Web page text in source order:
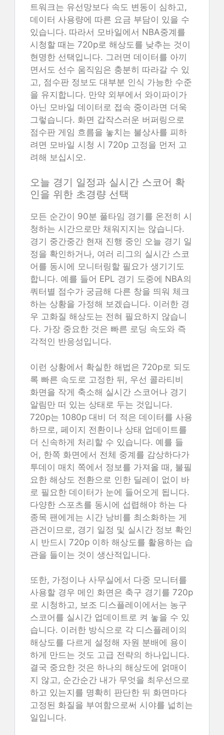
트워크는 유선망보다 속도 변동이 심하고,
데이터 사용량에 따른 요금 부담이 있을 수
있습니다. 따라서 모바일에서 NBA중계를
시청할 때는 720p로 해상도를 낮추는 것이
현명한 선택입니다. 그러면 데이터를 아끼
면서도 선수 움직임은 충분히 따라갈 수 있
고, 점수판 정보도 대부분 인식 가능한 수준
을 유지합니다. 만약 외부에서 와이파이가
아닌 모바일 데이터로 접속 중이라면 더욱
그렇습니다. 화면 갑작스러운 버퍼링으로
점수판 게임 흐름을 놓치는 불상사를 피하
려면 모바일 시청 시 720p 고정을 먼저 고
려해 보십시오.
오늘 경기 일정과 실시간 스코어 확
인을 위한 초경량 선택
모든 순간이 90분 풀타임 경기를 온전히 시
청하는 시간으로만 채워지지는 않습니다.
경기 중간중간 현재 진행 중인 오늘 경기 일
정을 확인하거나, 여러 리그의 실시간 스코
어를 동시에 모니터링할 필요가 생기기도
합니다. 예를 들어 EPL 경기 도중에 NBA의
쿼터별 점수가 궁금해 다른 창을 띄워 체크
하는 상황을 가정해 보겠습니다. 이러한 경
우 고화질 해상도는 전혀 필요하지 않습니
다. 가장 중요한 것은 빠른 로딩 속도와 즉
각적인 반응성입니다.
이런 상황에서 확실한 해법은 720p로 되도
록 빠른 속도로 고정한 뒤, 우선 콜라티비
화면을 작게 축소해 실시간 스코어나 경기
알림만 떠 있는 상태로 두는 것입니다.
720p는 1080p 대비 더 적은 데이터를 사용
하므로, 페이지 전환이나 상태 업데이트를
더 신속하게 처리할 수 있습니다. 예를 들
어, 한쪽 화면에서 전체 중계를 감상하다가
투데이 매치 쪽에서 정보를 가져올 때, 불필
요한 해상도 전환으로 인한 딜레이 없이 바
로 필요한 데이터가 눈에 들어오게 됩니다.
다양한 스포츠를 동시에 섭렵해야 하는 다
종목 팬에게는 시간 낭비를 최소화하는 게
관건이므로, 경기 일정 및 실시간 정보 확인
시 반드시 720p 이하 해상도를 활용하는 습
관을 들이는 것이 생산적입니다.
또한, 가정이나 사무실에서 다중 모니터를
사용할 경우 메인 화면은 축구 경기를 720p
로 시청하고, 보조 디스플레이에서는 농구
스코어를 실시간 업데이트로 켜 놓을 수 있
습니다. 이러한 방식으로 각 디스플레이의
해상도를 다르게 설정해 자원 분배에 용이
하게 만드는 것도 고급 전략의 하나입니다.
결국 중요한 것은 하나의 해상도에 얽매이
지 않고, 순간순간 내가 무엇을 최우선으로
하고 있는지를 명확히 판단한 뒤 화면마다
고정된 화질을 부여함으로써 시야를 넓히는
일입니다.